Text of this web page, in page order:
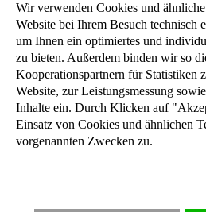
Startseite » Typenhäuser »
Wir verwenden Cookies und
Website bei Ihrem Besuch technisch
um Ihnen ein optimiertes und
zu bieten. Außerdem binden wir so
Kooperationspartnern für Statistiken
Website, zur Leistungsmessung
Inhalte ein. Durch Klicken auf
Einsatz von Cookies und ähnlichen
vorgenannten Zwecken zu.